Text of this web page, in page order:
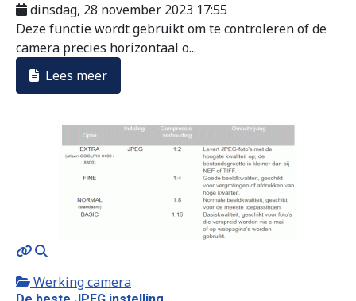
dinsdag, 28 november 2023 17:55
Deze functie wordt gebruikt om te controleren of de
camera precies horizontaal o...
Lees meer
MOD_JTCS_VIEW_ARTICLE_LINK
Werking camera